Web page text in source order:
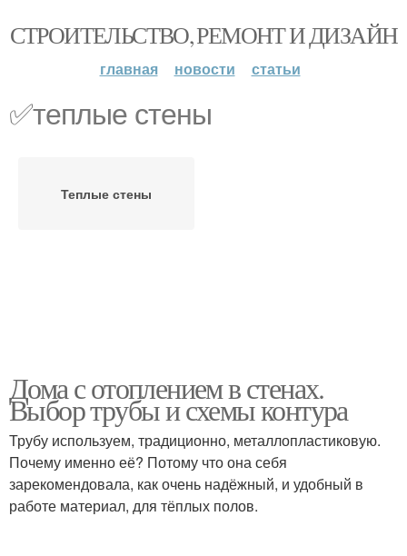
СТРОИТЕЛЬСТВО, РЕМОНТ И ДИЗАЙН
главная новости статьи
✅теплые стены
Теплые стены
Дома с отоплением в стенах.
Выбор трубы и схемы контура
Трубу используем, традиционно, металлопластиковую.
Почему именно её? Потому что она себя
зарекомендовала, как очень надёжный, и удобный в
работе материал, для тёплых полов.